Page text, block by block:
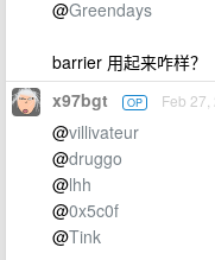
@Greendays
barrier 用起来咋样？
x97bgt OP Feb 27,
@villivateur
@druggo
@lhh
@0x5c0f
@Tink